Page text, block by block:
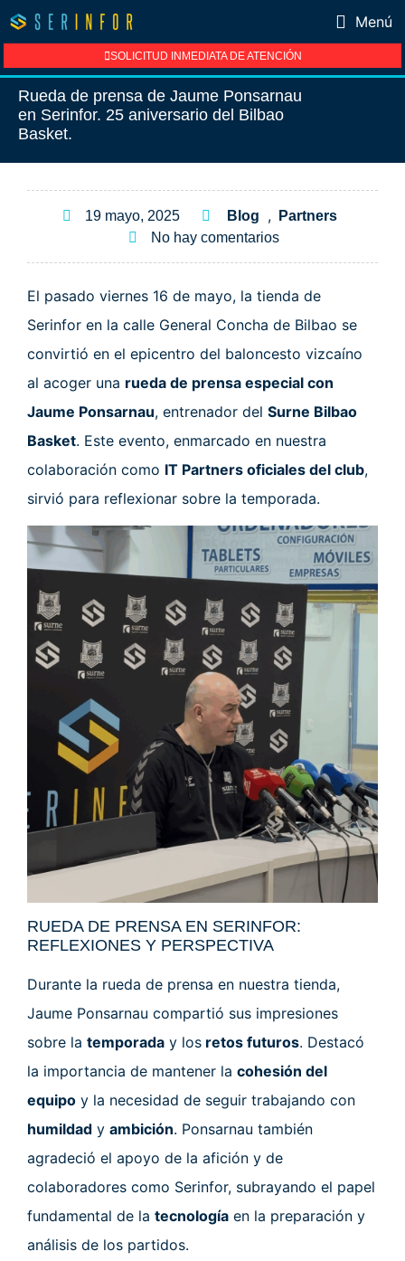
Menú
SOLICITUD INMEDIATA DE ATENCIÓN
Rueda de prensa de Jaume Ponsarnau
en Serinfor. 25 aniversario del Bilbao
Basket.
19 mayo, 2025 Blog ,
Partners
No hay comentarios
El pasado viernes 16 de mayo, la tienda de
Serinfor en la calle General Concha de Bilbao se
convirtió en el epicentro del baloncesto vizcaíno
al acoger una rueda de prensa especial con
Jaume Ponsarnau, entrenador del Surne Bilbao
Basket. Este evento, enmarcado en nuestra
colaboración como IT Partners oficiales del club,
sirvió para reflexionar sobre la temporada.
RUEDA DE PRENSA EN SERINFOR:
REFLEXIONES Y PERSPECTIVA
Durante la rueda de prensa en nuestra tienda,
Jaume Ponsarnau compartió sus impresiones
sobre la temporada y los retos futuros. Destacó
la importancia de mantener la cohesión del
equipo y la necesidad de seguir trabajando con
humildad y ambición. Ponsarnau también
agradeció el apoyo de la afición y de
colaboradores como Serinfor, subrayando el papel
fundamental de la tecnología en la preparación y
análisis de los partidos.